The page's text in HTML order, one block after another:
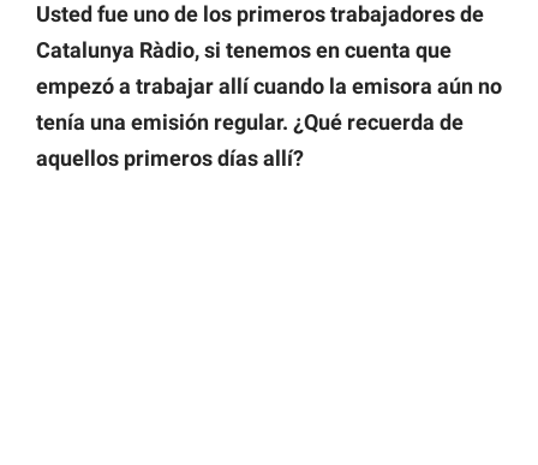
Usted fue uno de los primeros trabajadores de
Catalunya Ràdio, si tenemos en cuenta que
empezó a trabajar allí cuando la emisora aún no
tenía una emisión regular. ¿Qué recuerda de
aquellos primeros días allí?